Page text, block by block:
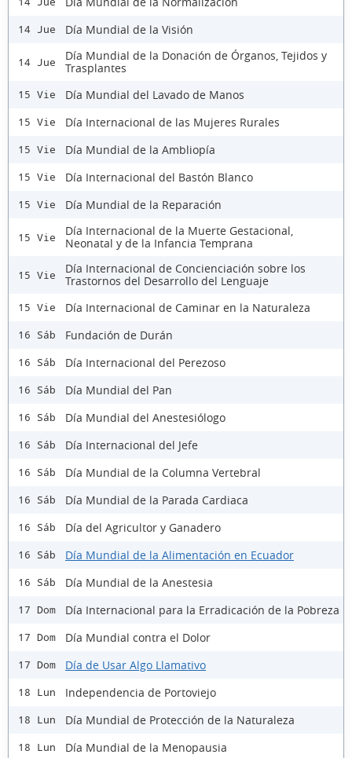
14 Jue Día Mundial de la Visión
14 Jue
Día Mundial de la Donación de Órganos, Tejidos y
Trasplantes
15 Vie Día Mundial del Lavado de Manos
15 Vie Día Internacional de las Mujeres Rurales
15 Vie Día Mundial de la Ambliopía
15 Vie Día Internacional del Bastón Blanco
15 Vie Día Mundial de la Reparación
15 Vie
Día Internacional de la Muerte Gestacional,
Neonatal y de la Infancia Temprana
15 Vie
Día Internacional de Concienciación sobre los
Trastornos del Desarrollo del Lenguaje
15 Vie Día Internacional de Caminar en la Naturaleza
16 Sáb Fundación de Durán
16 Sáb Día Internacional del Perezoso
16 Sáb Día Mundial del Pan
16 Sáb Día Mundial del Anestesiólogo
16 Sáb Día Internacional del Jefe
16 Sáb Día Mundial de la Columna Vertebral
16 Sáb Día Mundial de la Parada Cardiaca
16 Sáb Día del Agricultor y Ganadero
16 Sáb Día Mundial de la Alimentación en Ecuador
16 Sáb Día Mundial de la Anestesia
17 Dom Día Internacional para la Erradicación de la Pobreza
17 Dom Día Mundial contra el Dolor
17 Dom Día de Usar Algo Llamativo
18 Lun Independencia de Portoviejo
18 Lun Día Mundial de Protección de la Naturaleza
18 Lun Día Mundial de la Menopausia